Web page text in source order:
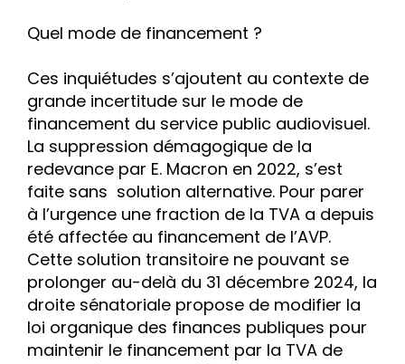
Quel mode de financement ?
Ces inquiétudes s’ajoutent au contexte de
grande incertitude sur le mode de
financement du service public audiovisuel.
La suppression démagogique de la
redevance par E. Macron en 2022, s’est
faite sans solution alternative. Pour parer
à l’urgence une fraction de la TVA a depuis
été affectée au financement de l’AVP.
Cette solution transitoire ne pouvant se
prolonger au-delà du 31 décembre 2024, la
droite sénatoriale propose de modifier la
loi organique des finances publiques pour
maintenir le financement par la TVA de